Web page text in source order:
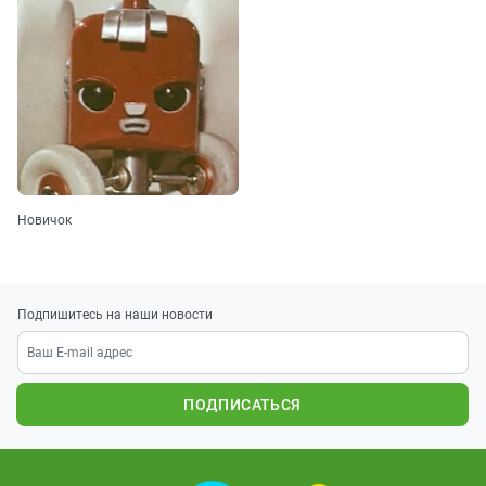
Новичок
Подпишитесь на наши новости
ПОДПИСАТЬСЯ